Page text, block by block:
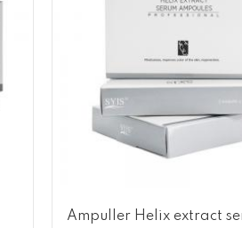
Ampuller Helix extract